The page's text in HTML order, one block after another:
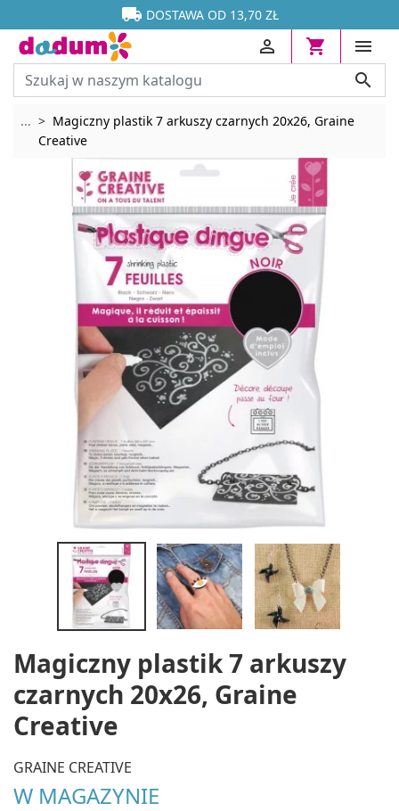

 DOSTAWA OD 13,70 ZŁ






... Rozwiń breadcrumbs
Magiczny plastik 7 arkuszy czarnych 20x26, Graine
Creative
Magiczny plastik 7 arkuszy
czarnych 20x26, Graine
Creative
GRAINE CREATIVE
W MAGAZYNIE